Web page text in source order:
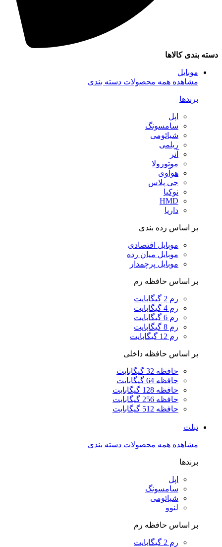
دسته بندی کالاها
موبایل
مشاهده همه محصولات دسته بندی
برندها
اپل
سامسونگ
شیائومی
ریلمی
آنر
موتورولا
هوآوی
جی پلاس
نوکیا
HMD
داریا
بر اساس رده بندی
موبایل اقتصادی
موبایل میان رده
موبایل پرچمدار
بر اساس حافظه رم
رم 2 گیگابایت
رم 4 گیگابایت
رم 6 گیگابایت
رم 8 گیگابایت
رم 12 گیگابایت
بر اساس حافظه داخلی
حافظه 32 گیگابایت
حافظه 64 گیگابایت
حافظه 128 گیگابایت
حافظه 256 گیگابایت
حافظه 512 گیگابایت
تبلت
مشاهده همه محصولات دسته بندی
برندها
اپل
سامسونگ
شیائومی
لنوو
بر اساس حافظه رم
رم 2 گیگابایت